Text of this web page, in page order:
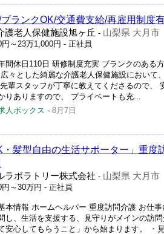
ランクOK/交通費支給/再雇用制度
護老人保健施設旭ヶ丘 - 山梨県 大月市
～23万1,000円 - 正社員
間休日110日 研修制度充実 ブランクのある
々とした綺麗な介護老人保健施設において
輩スタッフが丁寧に教えてくださるので、
りありますので、 プライベートも充...
人ボックス - 8月7日
・髪型自由の生活サポーター」重
ラボラトリー株式会社 - 山梨県 大月市
～30万円 - 正社員
本情報 ホームヘルパー 重度訪問介護 お仕
し、生活を支援する、見守りがメインの訪
安心してもらうこと」から始まります。 ・